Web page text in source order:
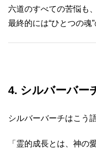
六道のすべての苦悩も
最終的には“ひとつの魂
4. シルバーバー
シルバーバーチはこう語
「霊的成長とは、神の